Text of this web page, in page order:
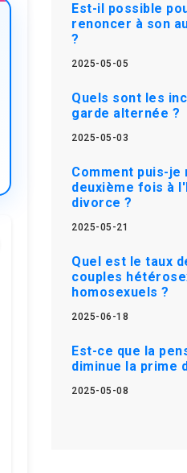
Est-il possible
renoncer à son
?
2025-05-05
Quels sont les
garde alternée ?
2025-05-03
Comment puis-je
deuxième fois à
divorce ?
2025-05-21
Quel est le taux
couples
homosexuels ?
2025-06-18
Est-ce que la
diminue la prime
2025-05-08